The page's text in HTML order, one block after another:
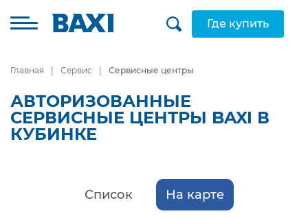
Где купить
Главная Сервис Сервисные центры
АВТОРИЗОВАННЫЕ
СЕРВИСНЫЕ ЦЕНТРЫ BAXI В
КУБИНКЕ
Список На карте